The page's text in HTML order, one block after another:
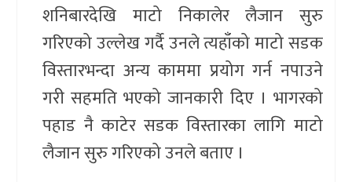
शनिबारदेखि माटो निकालेर लैजान सुरु
गरिएको उल्लेख गर्दै उनले त्यहाँको माटो सडक
विस्तारभन्दा अन्य काममा प्रयोग गर्न नपाउने
गरी सहमति भएको जानकारी दिए । भागरको
पहाड नै काटेर सडक विस्तारका लागि माटो
लैजान सुरु गरिएको उनले बताए ।